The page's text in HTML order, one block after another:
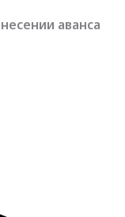
аванса